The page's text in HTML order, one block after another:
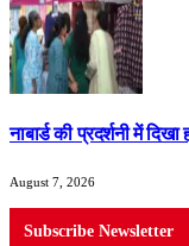
नाबार्ड की प्रदर्शनी में
August 7, 2026
Subscribe Newsletter